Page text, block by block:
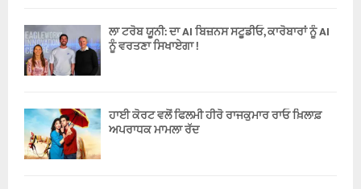
ਲਾ ਟਰੋਬ ਯੂਨੀ: ਦਾ AI ਬਿਜ਼ਨਸ ਸਟੂਡੀਓ, ਕਾਰੋਬਾਰਾਂ ਨੂੰ AI
ਨੂੰ ਵਰਤਣਾ ਸਿਖਾਏਗਾ !
ਹਾਈ ਕੋਰਟ ਵਲੋਂ ਫਿਲਮੀ ਹੀਰੋ ਰਾਜਕੁਮਾਰ ਰਾਓ ਖ਼ਿਲਾਫ਼
ਅਪਰਾਧਕ ਮਾਮਲਾ ਰੱਦ